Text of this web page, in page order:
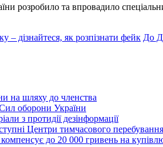
розробило та впровадило
– дізнайтеся, як розпізнати фейк До
на шляху до членства
оборони України
з протидії дезінформації
Центри тимчасового
до 20 000 гривень на